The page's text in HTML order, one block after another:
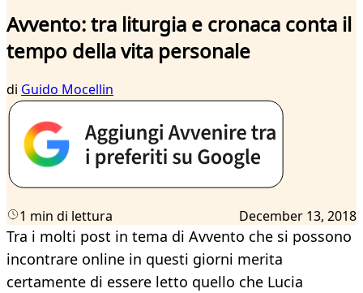
Avvento: tra liturgia e cronaca conta il
tempo della vita personale
di Guido Mocellin
1 min di lettura December 13, 2018
Tra i molti post in tema di Avvento che si possono
incontrare online in questi giorni merita
certamente di essere letto quello che Lucia